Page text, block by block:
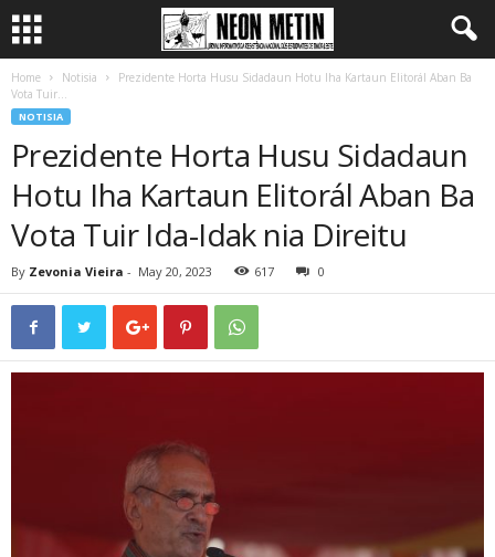
Home Notisia
Prezidente Horta Husu Sidadaun Hotu Iha Kartaun Elitorál Aban Ba
Vota Tuir...
NOTISIA
Prezidente Horta Husu Sidadaun
Hotu Iha Kartaun Elitorál Aban Ba
Vota Tuir Ida-Idak nia Direitu
By Zevonia Vieira - May 20, 2023 617 0